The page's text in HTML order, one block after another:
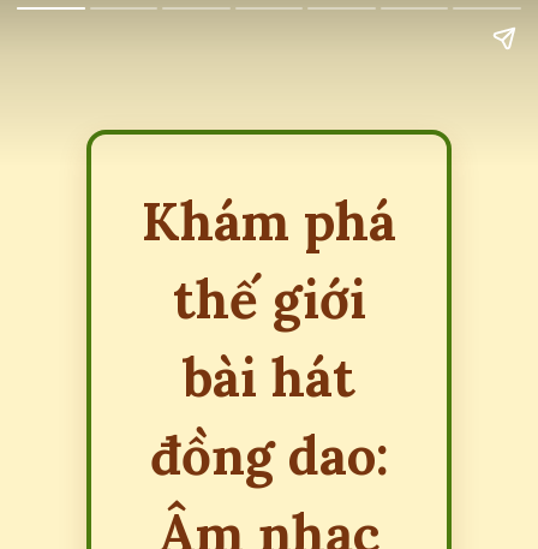
Khám phá
thế giới
bài hát
đồng dao:
Âm nhạc